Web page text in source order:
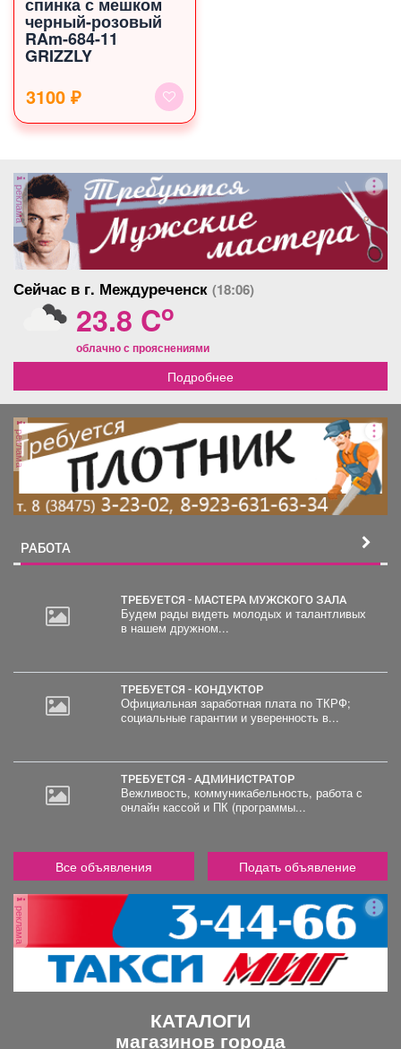
черный-розовый
RAm-684-11
GRIZZLY
3100 ₽
реклама
Сейчас в г. Междуреченск (18:06)
23.8 Co
облачно с прояснениями
Подробнее
реклама
РАБОТА
ТРЕБУЕТСЯ - МАСТЕРА МУЖСКОГО ЗАЛА
Будем рады видеть молодых и талантливых
в нашем дружном...
ТРЕБУЕТСЯ - КОНДУКТОР
Официальная заработная плата по ТКРФ;
социальные гарантии и уверенность в...
ТРЕБУЕТСЯ - АДМИНИСТРАТОР
Вежливость, коммуникабельность, работа с
онлайн кассой и ПК (программы...
Все объявления Подать объявление
реклама
КАТАЛОГИ
магазинов города